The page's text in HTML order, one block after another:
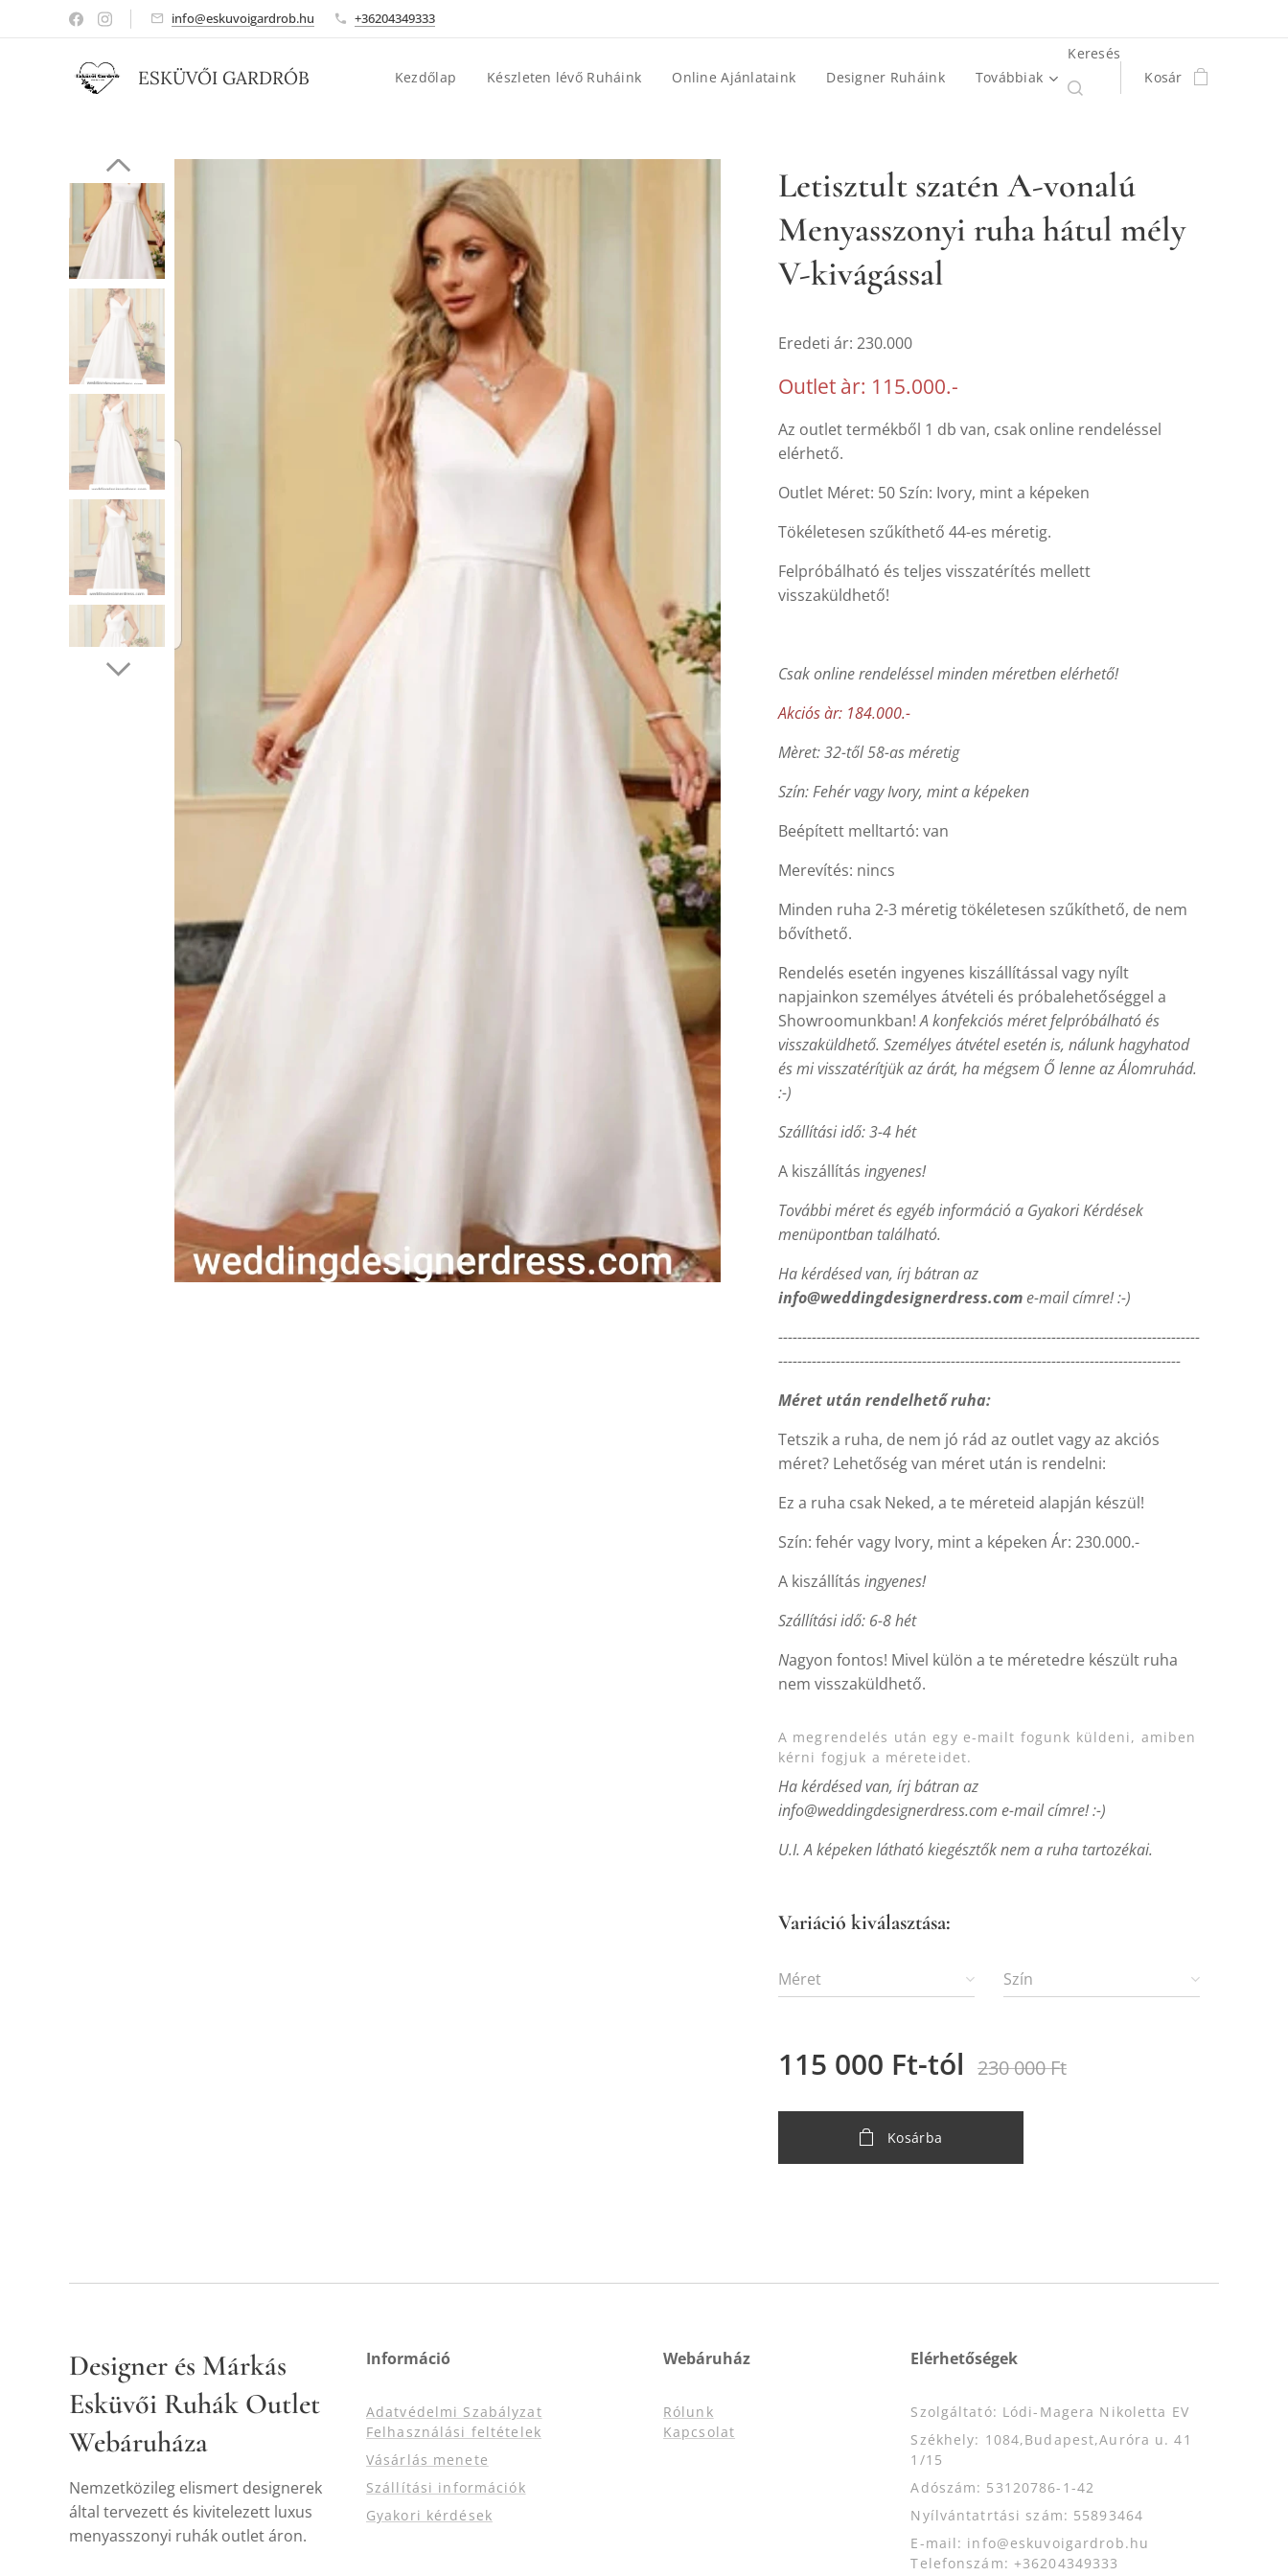
info@eskuvoigardrob.hu +36204349333
ESKÜVŐI GARDRÓB Kezdőlap Készleten lévő Ruháink Online Ajánlataink Designer Ruháink Továbbiak
Keresés
Kosár
Letisztult szatén A-vonalú
Menyasszonyi ruha hátul mély
V-kivágással
Eredeti ár: 230.000
Outlet àr: 115.000.-
Az outlet termékből 1 db van, csak online rendeléssel
elérhető.
Outlet Méret: 50 Szín: Ivory, mint a képeken
Tökéletesen szűkíthető 44-es méretig.
Felpróbálható és teljes visszatérítés mellett
visszaküldhető!
Csak online rendeléssel minden méretben elérhető!
Akciós àr: 184.000.-
Mèret: 32-től 58-as méretig
Szín: Fehér vagy Ivory, mint a képeken
Beépített melltartó: van
Merevítés: nincs
Minden ruha 2-3 méretig tökéletesen szűkíthető, de nem
bővíthető.
Rendelés esetén ingyenes kiszállítással vagy nyílt
napjainkon személyes átvételi és próbalehetőséggel a
Showroomunkban!A konfekciós méret felpróbálható és
visszaküldhető. Személyes átvétel esetén is, nálunk hagyhatod
és mi visszatérítjük az árát, ha mégsem Ő lenne az Álomruhád.
:-)
Szállítási idő: 3-4 hét
A kiszállítás ingyenes!
További méret és egyéb információ a Gyakori Kérdések
menüpontban található.
Ha kérdésed van, írj bátran az
info@weddingdesignerdress.come-mail címre! :-)
----------------------------------------------------------------------------------------
------------------------------------------------------------------------------------
Méret után rendelhető ruha:
Tetszik a ruha, de nem jó rád az outlet vagy az akciós
méret? Lehetőség van méret után is rendelni:
Ez a ruha csak Neked, a te méreteid alapján készül!
Szín: fehér vagy Ivory, mint a képeken Ár: 230.000.-
A kiszállítás ingyenes!
Szállítási idő: 6-8 hét
Nagyon fontos! Mivel külön a te méretedre készült ruha
nem visszaküldhető.
A megrendelés után egy e-mailt fogunk küldeni, amiben
kérni fogjuk a méreteidet.
Ha kérdésed van, írj bátran az
info@weddingdesignerdress.com e-mail címre! :-)
U.I. A képeken látható kiegésztők nem a ruha tartozékai.
Variáció kiválasztása:
Méret Szín
115 000 Ft-tól 230 000Ft
Kosárba
Designer és Márkás
Esküvői Ruhák Outlet
Webáruháza
Nemzetközileg elismert designerek
által tervezett és kivitelezett luxus
menyasszonyi ruhák outlet áron.
Információ
Adatvédelmi Szabályzat
Felhasználási feltételek
Vásárlás menete
Szállítási információk
Gyakori kérdések
Webáruház
Rólunk
Kapcsolat
Elérhetőségek
Szolgáltató: Lódi-Magera Nikoletta EV
Székhely: 1084,Budapest,Auróra u. 41
1/15
Adószám: 53120786-1-42
Nyílvántatrtási szám: 55893464
E-mail: info@eskuvoigardrob.hu
Telefonszám: +36204349333